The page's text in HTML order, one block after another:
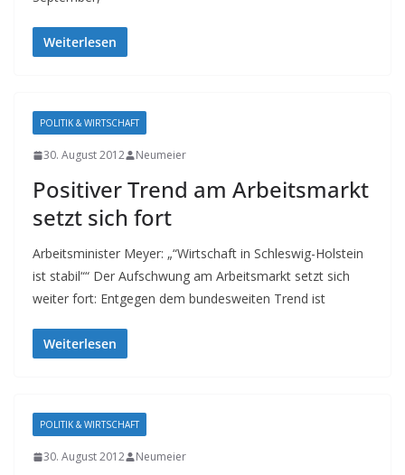
Weiterlesen
POLITIK & WIRTSCHAFT
30. August 2012 Neumeier
Positiver Trend am Arbeitsmarkt
setzt sich fort
Arbeitsminister Meyer: „“Wirtschaft in Schleswig-Holstein
ist stabil““ Der Aufschwung am Arbeitsmarkt setzt sich
weiter fort: Entgegen dem bundesweiten Trend ist
Weiterlesen
POLITIK & WIRTSCHAFT
30. August 2012 Neumeier